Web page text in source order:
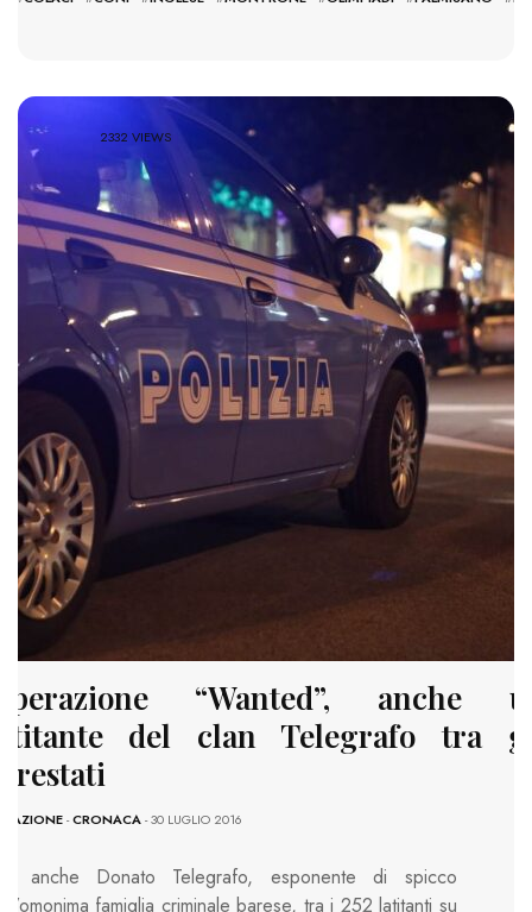
2332 VIEWS
“Wanted”, anche
del clan Telegrafo tra
-CRONACA- 30 LUGLIO 2016
anche Donato Telegrafo, esponente di spicco
famiglia criminale barese, tra i 252 latitanti su